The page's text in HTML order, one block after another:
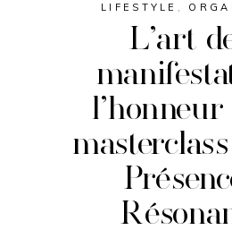
LIFESTYLE ,
L’art
l’honneur